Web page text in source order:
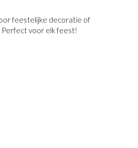
feestelijke decoratie of
Perfect voor elk feest!